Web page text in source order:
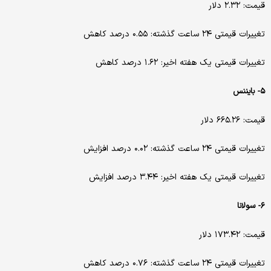
قیمت: ۲.۳۲ دلار
تغییرات قیمتی ۲۴ ساعت گذشته: ۰.۵۵ درصد کاهش
تغییرات قیمتی یک هفته اخیر: ۱.۶۲ درصد کاهش
۵- بایننس
قیمت: ۶۶۵.۲۶ دلار
تغییرات قیمتی ۲۴ ساعت گذشته: ۰.۰۲ درصد افزایش
تغییرات قیمتی یک هفته اخیر: ۳.۴۴ درصد افزایش
۶- سولانا
قیمت: ۱۷۳.۴۲ دلار
تغییرات قیمتی ۲۴ ساعت گذشته: ۰.۷۶ درصد کاهش